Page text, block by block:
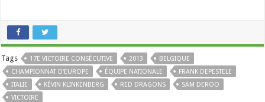
Tags 17E VICTOIRE CONSÉCUTIVE 2013
BELGIQUE
CHAMPIONNAT D'EUROPE
ÉQUIPE NATIONALE
FRANK DEPESTELE
ITALIE
KÉVIN KLINKENBERG RED DRAGONS
SAM DEROO
VICTOIRE